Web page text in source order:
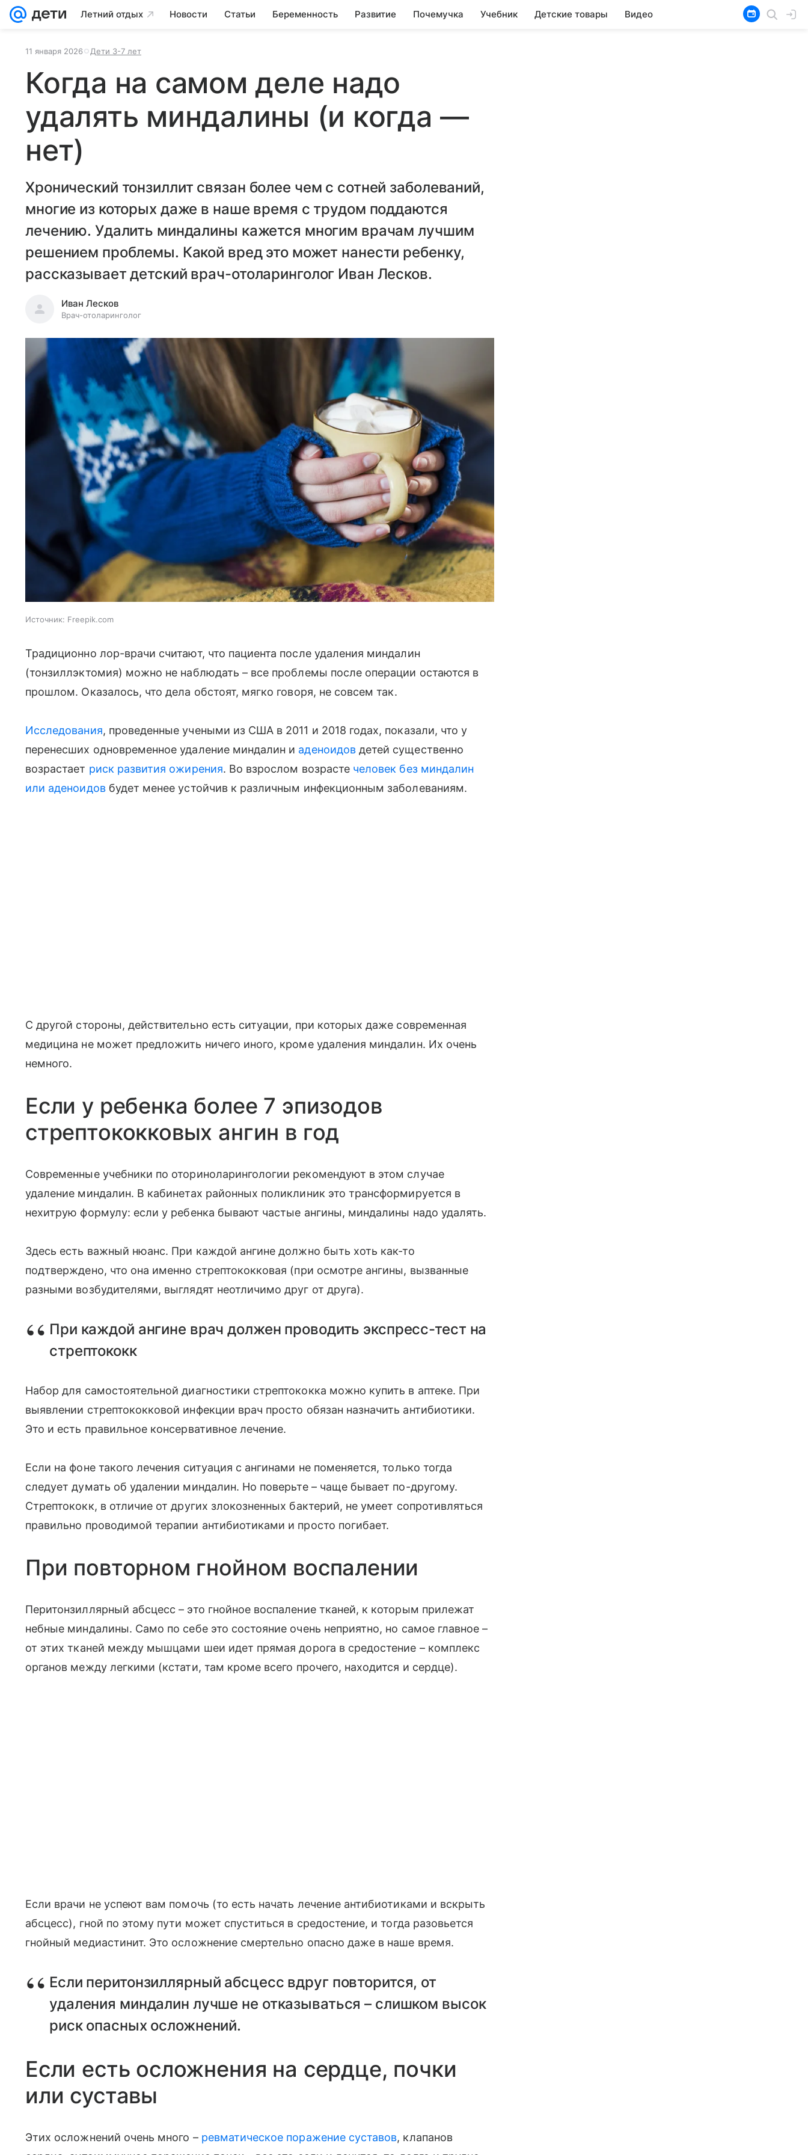
Летний отдых Новости Статьи Беременность Развитие Почемучка Учебник Детские товары Видео
11 января 2026 Дети 3-7 лет
Когда на самом деле надо
удалять миндалины (и когда —
нет)
Хронический тонзиллит связан более чем с сотней заболеваний,
многие из которых даже в наше время с трудом поддаются
лечению. Удалить миндалины кажется многим врачам лучшим
решением проблемы. Какой вред это может нанести ребенку,
рассказывает детский врач-отоларинголог Иван Лесков.
Иван Лесков
Врач-отоларинголог
Источник: Freepik.com
Традиционно лор-врачи считают, что пациента после удаления миндалин
(тонзиллэктомия) можно не наблюдать – все проблемы после операции остаются в
прошлом. Оказалось, что дела обстоят, мягко говоря, не совсем так.
Исследования, проведенные учеными из США в 2011 и 2018 годах, показали, что у
перенесших одновременное удаление миндалин и аденоидовдетей существенно
возрастает риск развития ожирения. Во взрослом возрасте человек без миндалин
или аденоидовбудет менее устойчив к различным инфекционным заболеваниям.
С другой стороны, действительно есть ситуации, при которых даже современная
медицина не может предложить ничего иного, кроме удаления миндалин. Их очень
немного.
Если у ребенка более 7 эпизодов
стрептококковых ангин в год
Современные учебники по оториноларингологии рекомендуют в этом случае
удаление миндалин. В кабинетах районных поликлиник это трансформируется в
нехитрую формулу: если у ребенка бывают частые ангины, миндалины надо удалять.
Здесь есть важный нюанс. При каждой ангине должно быть хоть как-то
подтверждено, что она именно стрептококковая (при осмотре ангины, вызванные
разными возбудителями, выглядят неотличимо друг от друга).
При каждой ангине врач должен проводить экспресс-тест на
стрептококк
Набор для самостоятельной диагностики стрептококка можно купить в аптеке. При
выявлении стрептококковой инфекции врач просто обязан назначить антибиотики.
Это и есть правильное консервативное лечение.
Если на фоне такого лечения ситуация с ангинами не поменяется, только тогда
следует думать об удалении миндалин. Но поверьте – чаще бывает по-другому.
Стрептококк, в отличие от других злокозненных бактерий, не умеет сопротивляться
правильно проводимой терапии антибиотиками и просто погибает.
При повторном гнойном воспалении
Перитонзиллярный абсцесс – это гнойное воспаление тканей, к которым прилежат
небные миндалины. Само по себе это состояние очень неприятно, но самое главное –
от этих тканей между мышцами шеи идет прямая дорога в средостение – комплекс
органов между легкими (кстати, там кроме всего прочего, находится и сердце).
Если врачи не успеют вам помочь (то есть начать лечение антибиотиками и вскрыть
абсцесс), гной по этому пути может спуститься в средостение, и тогда разовьется
гнойный медиастинит. Это осложнение смертельно опасно даже в наше время.
Если перитонзиллярный абсцесс вдруг повторится, от
удаления миндалин лучше не отказываться – слишком высок
риск опасных осложнений.
Если есть осложнения на сердце, почки
или суставы
Этих осложнений очень много – ревматическое поражение суставов, клапанов